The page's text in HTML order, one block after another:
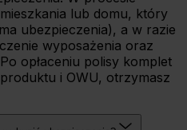
lub domu, który
ubezpieczenia), a w razie
wyposażenia oraz
opłaceniu polisy komplet
i OWU, otrzymasz